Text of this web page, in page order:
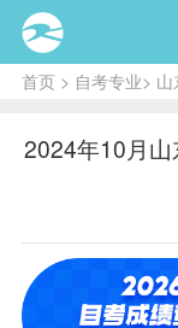
首页> 自考专业>
2024年10月